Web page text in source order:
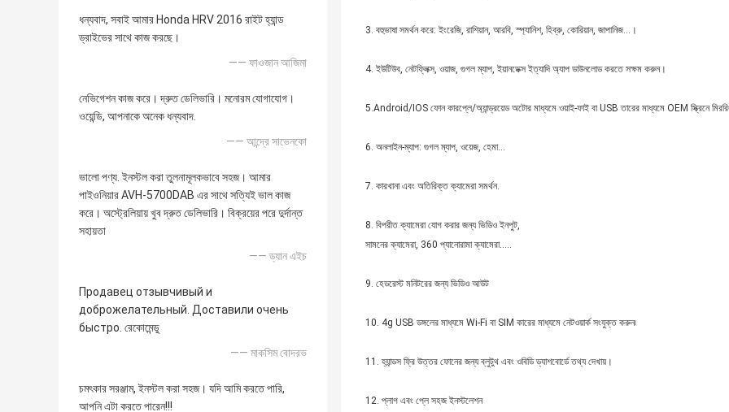
ধন্যবাদ, সবাই আমার Honda HRV 2016 রাইট হ্যান্ড
ড্রাইভের সাথে কাজ করছে।
—— ফাওজান আজিমা
নেভিগেশন কাজ করে। দ্রুত ডেলিভারি। মনোরম যোগাযোগ।
ওয়েন্ডি, আপনাকে অনেক ধন্যবাদ.
—— আন্দ্রে সাভেনকো
ভালো পণ্য. ইনস্টল করা তুলনামূলকভাবে সহজ। আমার
পাইওনিয়ার AVH-5700DAB এর সাথে সত্যিই ভাল কাজ
করে। অস্ট্রেলিয়ায় খুব দ্রুত ডেলিভারি। বিক্রয়ের পরে দুর্দান্ত
সহায়তা
—— ড্যান এইচ
Продавец отзывчивый и
доброжелательный. Доставили очень
быстро. রেকোমেন্ডু
—— মাকসিম বোদরভ
চমৎকার সরঞ্জাম, ইনস্টল করা সহজ। যদি আমি করতে পারি,
আপনি এটা করতে পারেন!!!
3. বহুভাষা সমর্থন করে: ইংরেজি, রাশিয়ান, আরবি, স্প্যানিশ, হিব্রু, কোরিয়ান, জাপানিজ...।
4. ইউটিউব, নেটফ্লিক্স, ওয়াজ, গুগল ম্যাপ, ইয়ানডেক্স ইত্যাদি অ্যাপ ডাউনলোড করতে সক্ষম করুন।
5.Android/IOS ফোন কারপ্লে/অ্যান্ড্রয়েড অটোর মাধ্যমে ওয়াই-ফাই বা USB তারের মাধ্যমে OEM স্ক্রিনে
6. অনলাইন-ম্যাপ: গুগল ম্যাপ, ওয়েজ, হেমা...
7. কারখানা এবং অতিরিক্ত ক্যামেরা সমর্থন.
8. বিপরীত ক্যামেরা যোগ করার জন্য ভিডিও ইনপুট,
সামনের ক্যামেরা, 360 প্যানোরামা ক্যামেরা.....
9. হেডরেস্ট মনিটরের জন্য ভিডিও আউট
10. 4g USB ডঙ্গলের মাধ্যমে Wi-Fi বা SIM কারের মাধ্যমে নেটওয়ার্ক সংযুক্ত করুন৷
11. হ্যান্ডস ফ্রি উত্তর ফোনের জন্য ব্লুটুথ এবং ওবিডি ড্যাশবোর্ডে তথ্য দেখায়।
12. প্লাগ এবং প্লে সহজ ইনস্টলেশন